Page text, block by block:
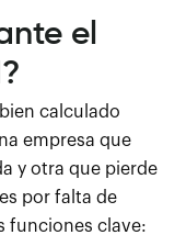
el
calculado
empresa que
y otra que pierde
por falta de
funciones clave: